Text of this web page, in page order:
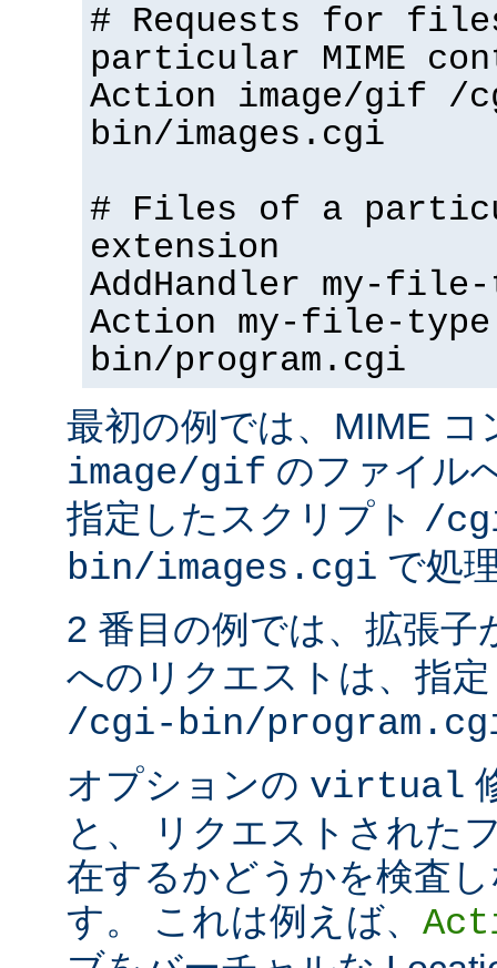
# Requests for
particular MIME
Action image/gif /
bin/images.cgi
# Files of a
extension
AddHandler my-
Action my-file-
bin/program.cgi
最初の例では、MIME
image/gif のファイル
指定したスクリプト /
bin/images.cgi で処
2 番目の例では、拡張子
へのリクエストは、指
/cgi-bin/
オプションの virtual
と、 リクエストされた
在するかどうかを検査
す。 これは例えば、